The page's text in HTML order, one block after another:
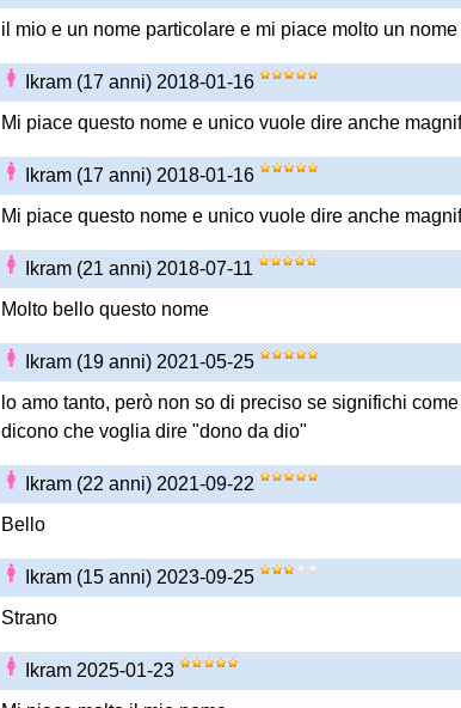
il mio e un nome particolare e mi piace molto un
Ikram (17 anni) 2018-01-16
Mi piace questo nome e unico vuole dire anche
Ikram (17 anni) 2018-01-16
Mi piace questo nome e unico vuole dire anche
Ikram (21 anni) 2018-07-11
Molto bello questo nome
Ikram (19 anni) 2021-05-25
lo amo tanto, però non so di preciso se significhi
dicono che voglia dire "dono da dio"
Ikram (22 anni) 2021-09-22
Bello
Ikram (15 anni) 2023-09-25
Strano
Ikram 2025-01-23